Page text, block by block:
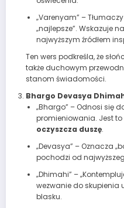
„Varenyam” –
„najlepsze”. Wskazuje na
najwyższym źródłem
Ten wers podkreśla, że
także duchowym
stanom świadomości.
Bhargo Devasya
„Bhargo” – Odnosi się
promieniowania. Jest to
oczyszcza duszę.
„Devasya” – Oznacza
pochodzi od
„Dhimahi” –
wezwanie do skupienia
blasku.